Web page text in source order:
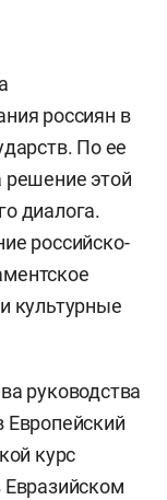
россиян в
По ее
решение этой
диалога.
российско-
культурные
руководства
курс
Евразийском